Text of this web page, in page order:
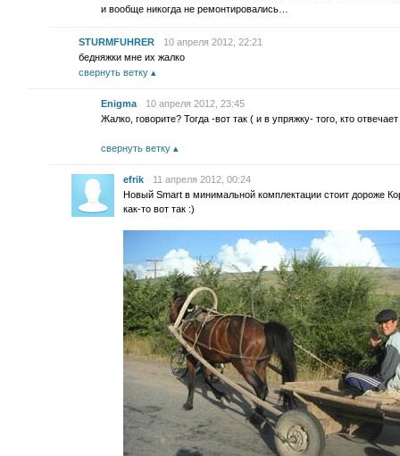
и вообще никогда не ремонтировались…
STURMFUHRER
10 апреля 2012, 22:21
бедняжки мне их жалко
свернуть ветку
Enigma
10 апреля 2012, 23:45
Жалко, говорите? Тогда -вот так ( и в упряжку- того, кто
свернуть ветку
efrik
11 апреля 2012, 00:24
Новый Smart в минимальной комплектации стоит дороже
как-то вот так :)